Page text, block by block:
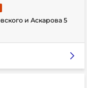
и Аскарова 5